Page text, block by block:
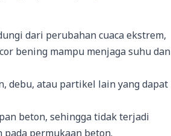
dari perubahan cuaca ekstrem,
bening mampu menjaga suhu dan
debu, atau partikel lain yang dapat
beton, sehingga tidak terjadi
permukaan beton.